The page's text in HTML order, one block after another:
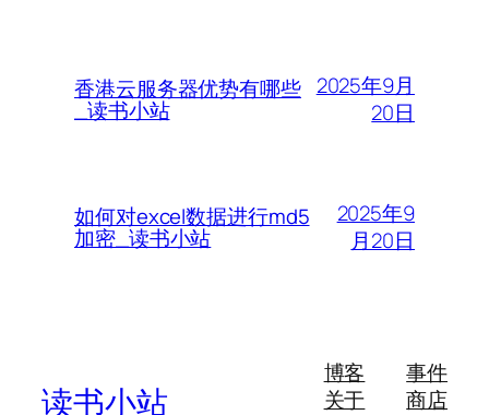
香港云服务器优势有哪些
_读书小站
2025年9月
20日
如何对excel数据进行md5
加密_读书小站
2025年9
月20日
读书小站
博客
关于
事件
商店